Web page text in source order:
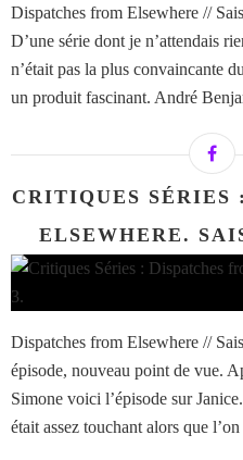
Dispatches from Elsewhere //
D’une série dont je n’attendais
n’était pas la plus convaincante
un produit fascinant. André
CRITIQUES SÉRIES
ELSEWHERE.
Dispatches from Elsewhere //
épisode, nouveau point de vue.
Simone voici l’épisode sur
était assez touchant alors que